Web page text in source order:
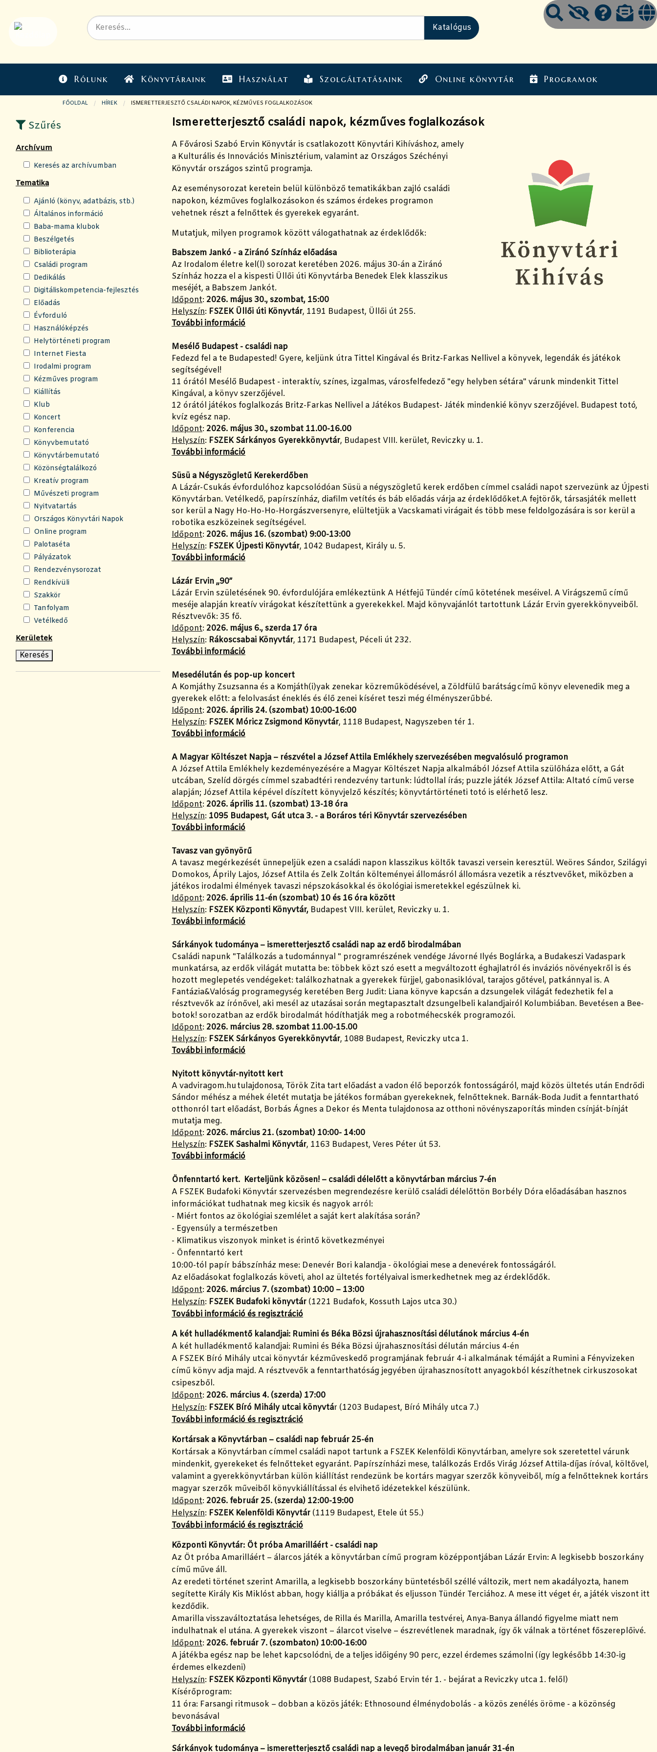
Rólunk Könyvtáraink Használat Szolgáltatásaink Online könyvtár Programok
FŐOLDAL HÍREK JELENLEGI OLDAL:
ISMERETTERJESZTŐ CSALÁDI NAPOK, KÉZMŰVES FOGLALKOZÁSOK
Szűrés
Archívum
Keresés az archívumban
Tematika
Ajánló (könyv, adatbázis, stb.)
Általános információ
Baba-mama klubok
Beszélgetés
Biblioterápia
Családi program
Dedikálás
Digitáliskompetencia-fejlesztés
Előadás
Évforduló
Használóképzés
Helytörténeti program
Internet Fiesta
Irodalmi program
Kézműves program
Kiállítás
Klub
Koncert
Konferencia
Könyvbemutató
Könyvtárbemutató
Közönségtalálkozó
Kreatív program
Művészeti program
Nyitvatartás
Országos Könyvtári Napok
Online program
Palotaséta
Pályázatok
Rendezvénysorozat
Rendkívüli
Szakkör
Tanfolyam
Vetélkedő
Kerületek
Ismeretterjesztő családi napok, kézműves foglalkozások
A Fővárosi Szabó Ervin Könyvtár is csatlakozott Könyvtári Kihíváshoz, amely
a Kulturális és Innovációs Minisztérium, valamint az Országos Széchényi
Könyvtár országos szintű programja.
Az eseménysorozat keretein belül különböző tematikákban zajló családi
napokon, kézműves foglalkozásokon és számos érdekes programon
vehetnek részt a felnőttek és gyerekek egyaránt.
Mutatjuk, milyen programok között válogathatnak az érdeklődők:
Babszem Jankó - a Ziránó Színház előadása
Az Irodalom életre kel(l) sorozat keretében 2026. május 30-án a Ziránó
Színház hozza el a kispesti Üllői úti Könyvtárba Benedek Elek klasszikus
meséjét, a Babszem Jankót.
Időpont: 2026. május 30., szombat, 15:00
Helyszín: FSZEK Üllői úti Könyvtár, 1191 Budapest, Üllői út 255.
További információ
Mesélő Budapest - családi nap
Fedezd fel a te Budapested! Gyere, keljünk útra Tittel Kingával és Britz-Farkas Nellivel a könyvek, legendák és játékok
segítségével!
11 órától Mesélő Budapest - interaktív, színes, izgalmas, városfelfedező "egy helyben sétára" várunk mindenkit Tittel
Kingával, a könyv szerzőjével.
12 órától játékos foglalkozás Britz-Farkas Nellivel a Játékos Budapest- Játék mindenkié könyv szerzőjével. Budapest totó,
kvíz egész nap.
Időpont: 2026. május 30., szombat 11.00-16.00
Helyszín: FSZEK Sárkányos Gyerekkönyvtár, Budapest VIII. kerület, Reviczky u. 1.
További információ
Süsü a Négyszögletű Kerekerdőben
A Lázár-Csukás évfordulóhoz kapcsolódóan Süsü a négyszögletű kerek erdőben címmel családi napot szervezünk az Újpesti
Könyvtárban. Vetélkedő, papírszínház, diafilm vetítés és báb előadás várja az érdeklődőket.A fejtörők, társasjáték mellett
sor kerül a Nagy Ho-Ho-Ho-Horgászversenyre, elültetjük a Vacskamati virágait és több mese feldolgozására is sor kerül a
robotika eszközeinek segítségével.
Időpont: 2026. május 16. (szombat) 9:00-13:00
Helyszín: FSZEK Újpesti Könyvtár, 1042 Budapest, Király u. 5.
További információ
Lázár Ervin „90”
Lázár Ervin születésének 90. évfordulójára emlékeztünk A Hétfejű Tündér című kötetének meséivel. A Virágszemű című
meséje alapján kreatív virágokat készítettünk a gyerekekkel. Majd könyvajánlót tartottunk Lázár Ervin gyerekkönyveiből.
Résztvevők: 35 fő.
Időpont: 2026. május 6., szerda 17 óra
Helyszín: Rákoscsabai Könyvtár, 1171 Budapest, Péceli út 232.
További információ
Mesedélután és pop-up koncert
A Komjáthy Zsuzsanna és a Komjáth(i)yak zenekar közreműködésével, a Zöldfülű barátság című könyv elevenedik meg a
gyerekek előtt: a felolvasást éneklés és élő zenei kíséret teszi még élményszerűbbé.
Időpont: 2026. április 24. (szombat) 10:00-16:00
Helyszín: FSZEK Móricz Zsigmond Könyvtár, 1118 Budapest, Nagyszeben tér 1.
További információ
A Magyar Költészet Napja – részvétel a József Attila Emlékhely szervezésében megvalósuló programon
A József Attila Emlékhely kezdeményezésére a Magyar Költészet Napja alkalmából József Attila szülőháza előtt, a Gát
utcában, Szelíd dörgés címmel szabadtéri rendezvény tartunk: lúdtollal írás; puzzle játék József Attila: Altató című verse
alapján; József Attila képével díszített könyvjelző készítés; könyvtártörténeti totó is elérhető lesz.
Időpont: 2026. április 11. (szombat) 13-18 óra
Helyszín: 1095 Budapest, Gát utca 3. - a Boráros téri Könyvtár szervezésében
További információ
Tavasz van gyönyörű
A tavasz megérkezését ünnepeljük ezen a családi napon klasszikus költők tavaszi versein keresztül. Weöres Sándor, Szilágyi
Domokos, Áprily Lajos, József Attila és Zelk Zoltán költeményei állomásról állomásra vezetik a résztvevőket, miközben a
játékos irodalmi élmények tavaszi népszokásokkal és ökológiai ismeretekkel egészülnek ki.
Időpont: 2026. április 11-én (szombat) 10 és 16 óra között
Helyszín: FSZEK Központi Könyvtár, Budapest VIII. kerület, Reviczky u. 1.
További információ
Sárkányok tudománya – ismeretterjesztő családi nap az erdő birodalmában
Családi napunk "Találkozás a tudománnyal " programrészének vendége Jávorné Ilyés Boglárka, a Budakeszi Vadaspark
munkatársa, az erdők világát mutatta be: többek közt szó esett a megváltozott éghajlatról és inváziós növényekről is és
hozott meglepetés vendégeket: találkozhatnak a gyerekek fürjjel, gabonasiklóval, tarajos gőtével, patkánnyal is. A
Fantázia&Valóság programegység keretében Berg Judit: Liana könyve kapcsán a dzsungelek világát fedezhetik fel a
résztvevők az írónővel, aki mesél az utazásai során megtapasztalt dzsungelbeli kalandjairól Kolumbiában. Bevetésen a Bee-
botok! sorozatban az erdők birodalmát hódíthatják meg a robotméhecskék programozói.
Időpont: 2026. március 28. szombat 11.00-15.00
Helyszín: FSZEK Sárkányos Gyerekkönyvtár, 1088 Budapest, Reviczky utca 1.
További információ
Nyitott könyvtár-nyitott kert
A vadviragom.hu tulajdonosa, Török Zita tart előadást a vadon élő beporzók fontosságáról, majd közös ültetés után Endrődi
Sándor méhész a méhek életét mutatja be játékos formában gyerekeknek, felnőtteknek. Barnák-Boda Judit a fenntartható
otthonról tart előadást, Borbás Ágnes a Dekor és Menta tulajdonosa az otthoni növényszaporítás minden csínját-bínját
mutatja meg.
Időpont: 2026. március 21. (szombat) 10:00- 14:00
Helyszín: FSZEK Sashalmi Könyvtár, 1163 Budapest, Veres Péter út 53.
További információ
Önfenntartó kert. Kerteljünk közösen! – családi délelőtt a könyvtárban március 7-én
A FSZEK Budafoki Könyvtár szervezésben megrendezésre kerülő családi délelőttön Borbély Dóra előadásában hasznos
információkat tudhatnak meg kicsik és nagyok arról:
- Miért fontos az ökológiai szemlélet a saját kert alakítása során?
- Egyensúly a természetben
- Klimatikus viszonyok minket is érintő következményei
- Önfenntartó kert
10:00-tól papír bábszínház mese: Denevér Bori kalandja - ökológiai mese a denevérek fontosságáról.
Az előadásokat foglalkozás követi, ahol az ültetés fortélyaival ismerkedhetnek meg az érdeklődők.
Időpont: 2026. március 7. (szombat) 10:00 – 13:00
Helyszín: FSZEK Budafoki könyvtár (1221 Budafok, Kossuth Lajos utca 30.)
További információ és regisztráció
A két hulladékmentő kalandjai: Rumini és Béka Bözsi újrahasznosítási délutánok március 4-én
A két hulladékmentő kalandjai: Rumini és Béka Bözsi újrahasznosítási délután március 4-én
A FSZEK Bíró Mihály utcai könyvtár kézműveskedő programjának február 4-i alkalmának témáját a Rumini a Fényvizeken
című könyv adja majd. A résztvevők a fenntarthatóság jegyében újrahasznosított anyagokból készíthetnek cirkuszosokat
csipeszből.
Időpont: 2026. március 4. (szerda) 17:00
Helyszín: FSZEK Bíró Mihály utcai könyvtár (1203 Budapest, Bíró Mihály utca 7.)
További információ és regisztráció
Kortársak a Könyvtárban – családi nap február 25-én
Kortársak a Könyvtárban címmel családi napot tartunk a FSZEK Kelenföldi Könyvtárban, amelyre sok szeretettel várunk
mindenkit, gyerekeket és felnőtteket egyaránt. Papírszínházi mese, találkozás Erdős Virág József Attila-díjas íróval, költővel,
valamint a gyerekkönyvtárban külön kiállítást rendezünk be kortárs magyar szerzők könyveiből, míg a felnőtteknek kortárs
magyar szerzők műveiből könyvkiállítással és elvihető idézetekkel készülünk.
Időpont: 2026. február 25. (szerda) 12:00-19:00
Helyszín: FSZEK Kelenföldi Könyvtár (1119 Budapest, Etele út 55.)
További információ és regisztráció
Központi Könyvtár: Öt próba Amarilláért - családi nap
Az Öt próba Amarilláért – álarcos játék a könyvtárban című program középpontjában Lázár Ervin: A legkisebb boszorkány
című műve áll.
Az eredeti történet szerint Amarilla, a legkisebb boszorkány büntetésből széllé változik, mert nem akadályozta, hanem
segítette Király Kis Miklóst abban, hogy kiállja a próbákat és eljusson Tündér Terciához. A mese itt véget ér, a játék viszont itt
kezdődik.
Amarilla visszaváltoztatása lehetséges, de Rilla és Marilla, Amarilla testvérei, Anya-Banya állandó figyelme miatt nem
indulhatnak el utána. A gyerekek viszont – álarcot viselve – észrevétlenek maradnak, így ők válnak a történet főszereplőivé.
Időpont: 2026. február 7. (szombaton) 10:00-16:00
A játékba egész nap be lehet kapcsolódni, de a teljes időigény 90 perc, ezzel érdemes számolni (így legkésőbb 14:30-ig
érdemes elkezdeni)
Helyszín: FSZEK Központi Könyvtár (1088 Budapest, Szabó Ervin tér 1. - bejárat a Reviczky utca 1. felől)
Kísérőprogram:
11 óra: Farsangi ritmusok – dobban a közös játék: Ethnosound élménydobolás - a közös zenélés öröme - a közönség
bevonásával
További információ
Sárkányok tudománya – ismeretterjesztő családi nap a levegő birodalmában január 31-én